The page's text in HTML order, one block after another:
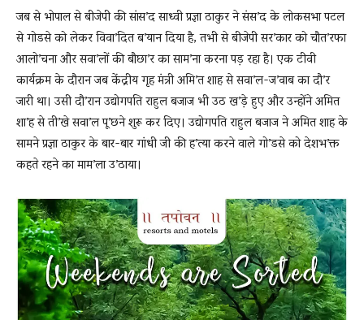
Breaking
News
LIVE
जब से भोपाल से बीजेपी की सांस’द साध्वी प्रज्ञा ठाकुर ने संस’द के लोकसभा पटल
से गोडसे को लेकर विवा’दित ब’यान दिया है, तभी से बीजेपी सर’कार को चौत’रफा
आलो’चना और सवा’लों की बौछा’र का साम’ना करना पड़ रहा है। एक टीवी
कार्यक्रम के दौरान जब केंद्रीय गृह मंत्री अमि’त शाह से सवा’ल-ज’वाब का दौ’र
जारी था। उसी दौ’रान उद्योगपति राहुल बजाज भी उठ ख’ड़े हुए और उन्होंने अमित
शा’ह से ती’खे सवा’ल पू’छने शुरू कर दिए। उद्योगपति राहुल बजाज ने अमित शाह के
सामने प्रज्ञा ठाकुर के बार-बार गांधी जी की ह’त्या करने वाले गो’डसे को देशभ’क्त
कहते रहने का माम’ला उ’ठाया।